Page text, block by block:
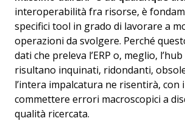
interoperabilità fra risorse, è
specifici tool in grado di lavorare a
operazioni da svolgere. Perché
dati che preleva l’ERP o, meglio,
risultano inquinati, ridondanti,
l’intera impalcatura ne risentirà, con
commettere errori macroscopici a
qualità ricercata.